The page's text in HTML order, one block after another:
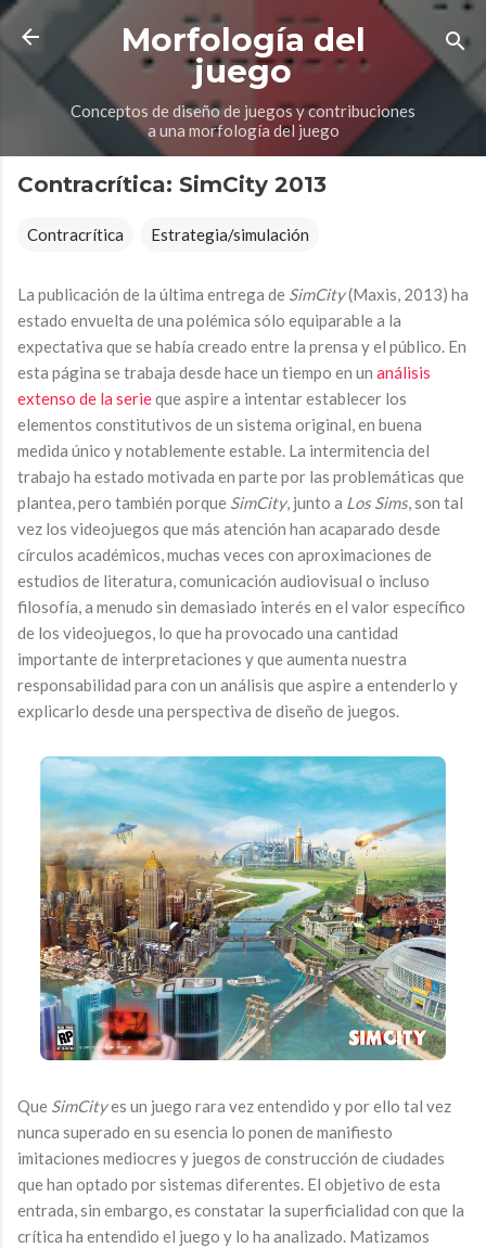
Ir al contenido principal
Morfología del
juego
Conceptos de diseño de juegos y contribuciones
a una morfología del juego
Contracrítica: SimCity 2013
Contracrítica Estrategia/simulación
La publicación de la última entrega de SimCity(Maxis, 2013) ha
estado envuelta de una polémica sólo equiparable a la
expectativa que se había creado entre la prensa y el público. En
esta página se trabaja desde hace un tiempo en un análisis
extenso de la serieque aspire a intentar establecer los
elementos constitutivos de un sistema original, en buena
medida único y notablemente estable. La intermitencia del
trabajo ha estado motivada en parte por las problemáticas que
plantea, pero también porque SimCity, junto a Los Sims, son tal
vez los videojuegos que más atención han acaparado desde
círculos académicos, muchas veces con aproximaciones de
estudios de literatura, comunicación audiovisual o incluso
filosofía, a menudo sin demasiado interés en el valor específico
de los videojuegos, lo que ha provocado una cantidad
importante de interpretaciones y que aumenta nuestra
responsabilidad para con un análisis que aspire a entenderlo y
explicarlo desde una perspectiva de diseño de juegos.
Que SimCityes un juego rara vez entendido y por ello tal vez
nunca superado en su esencia lo ponen de manifiesto
imitaciones mediocres y juegos de construcción de ciudades
que han optado por sistemas diferentes. El objetivo de esta
entrada, sin embargo, es constatar la superficialidad con que la
crítica ha entendido el juego y lo ha analizado. Matizamos